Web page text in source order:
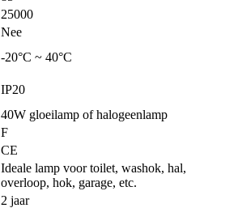
25000
Nee
-20°C ~ 40°C
IP20
40W gloeilamp of halogeenlamp
F
CE
Ideale lamp voor toilet, washok, hal,
overloop, hok, garage, etc.
2 jaar